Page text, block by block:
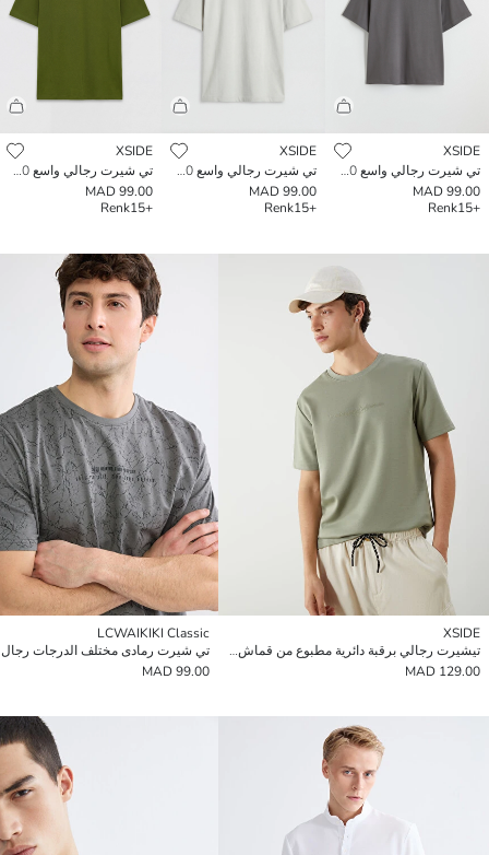
XSIDE
تي شيرت رجالي واسع 100% قطن بسيط
99.00 MAD
+15
Renk
XSIDE
تي شيرت رجالي واسع 100% قطن بسيط
99.00 MAD
+15
Renk
XSIDE
تي شيرت رجالي واسع 100% قطن بسيط
99.00 MAD
+15
Renk
XSIDE
تيشيرت رجالي برقبة دائرية مطبوع من قماش جيرسي
129.00 MAD
LCWAIKIKI Classic
تي شيرت رمادى مختلف الدرجات رجال
99.00 MAD